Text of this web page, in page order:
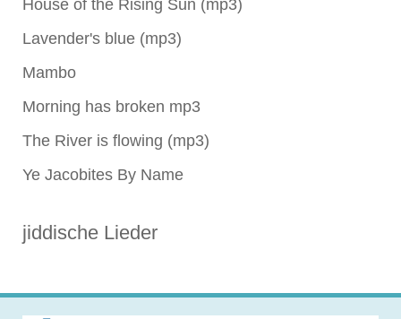
House of the Rising Sun (mp3)
Lavender's blue (mp3)
Mambo
Morning has broken mp3
The River is flowing (mp3)
Ye Jacobites By Name
jiddische Lieder